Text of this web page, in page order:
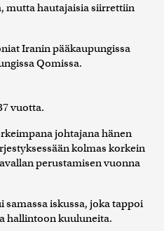
mutta hautajaisia siirrettiin
Iranin pääkaupungissa
Qomissa.
vuotta.
johtajana hänen
kolmas korkein
perustamisen vuonna
iskussa, joka tappoi
hallintoon kuuluneita.